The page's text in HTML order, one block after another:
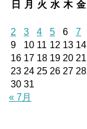
日
月 火 水 木 金
2
3 4 5 6 7
9
10 11 12 13 14
16 17 18 19 20 21
23 24 25 26 27 28
30 31
« 7月